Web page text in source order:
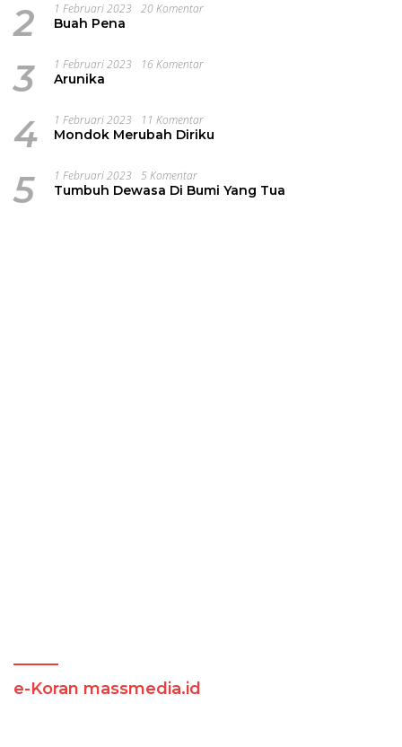
2 1 Februari 2023 20 Komentar
Buah Pena
3 1 Februari 2023 16 Komentar
Arunika
4 1 Februari 2023 11 Komentar
Mondok Merubah Diriku
5 1 Februari 2023 5 Komentar
Tumbuh Dewasa Di Bumi Yang Tua
e-Koran massmedia.id